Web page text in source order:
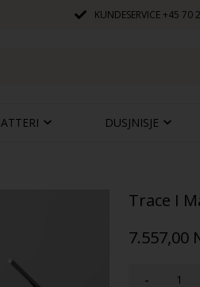
KUNDESERVICE +45 70
DUSJNISJE
Trace I
7.557,00
-